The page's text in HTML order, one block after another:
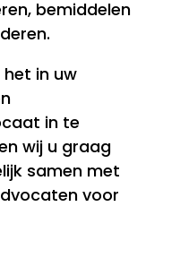
bemiddelen
in uw
in te
wij u graag
samen met
voor